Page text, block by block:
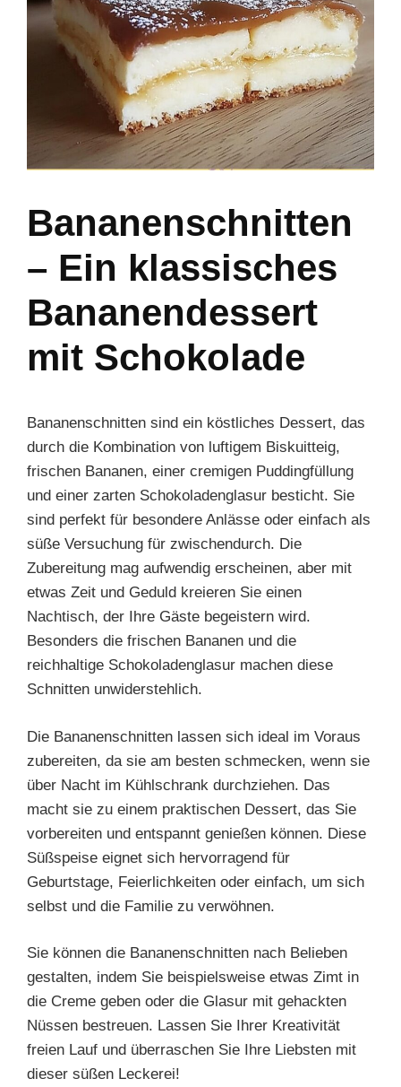
Bananenschnitten
– Ein klassisches
Bananendessert
mit Schokolade
Bananenschnitten sind ein köstliches Dessert, das
durch die Kombination von luftigem Biskuitteig,
frischen Bananen, einer cremigen Puddingfüllung
und einer zarten Schokoladenglasur besticht. Sie
sind perfekt für besondere Anlässe oder einfach als
süße Versuchung für zwischendurch. Die
Zubereitung mag aufwendig erscheinen, aber mit
etwas Zeit und Geduld kreieren Sie einen
Nachtisch, der Ihre Gäste begeistern wird.
Besonders die frischen Bananen und die
reichhaltige Schokoladenglasur machen diese
Schnitten unwiderstehlich.
Die Bananenschnitten lassen sich ideal im Voraus
zubereiten, da sie am besten schmecken, wenn sie
über Nacht im Kühlschrank durchziehen. Das
macht sie zu einem praktischen Dessert, das Sie
vorbereiten und entspannt genießen können. Diese
Süßspeise eignet sich hervorragend für
Geburtstage, Feierlichkeiten oder einfach, um sich
selbst und die Familie zu verwöhnen.
Sie können die Bananenschnitten nach Belieben
gestalten, indem Sie beispielsweise etwas Zimt in
die Creme geben oder die Glasur mit gehackten
Nüssen bestreuen. Lassen Sie Ihrer Kreativität
freien Lauf und überraschen Sie Ihre Liebsten mit
dieser süßen Leckerei!